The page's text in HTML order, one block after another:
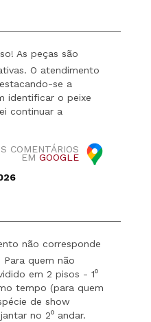
As peças são
O atendimento
se a
identificar o peixe
continuar a
COMENTÁRIOS
EM GOOGLE
não corresponde
Para quem não
em 2 pisos - 1⁰
tempo (para quem
de show
no 2⁰ andar.